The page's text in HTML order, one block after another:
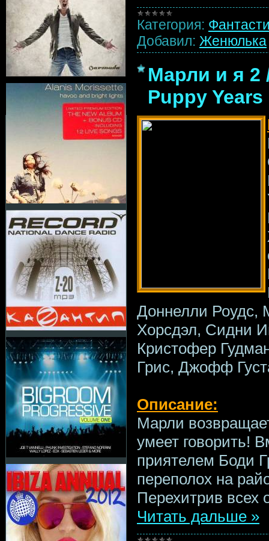
Категория:
Добавил: Женюлька
Марли и я 2
Puppy Years
Доннелли Роудс,
Хорсдэл, Сидни
Кристофер
Грис, Джофф
Описание:
Марли
умеет говорить!
приятелем Боди
переполох на
Перехитрив всех
Читать дальше »